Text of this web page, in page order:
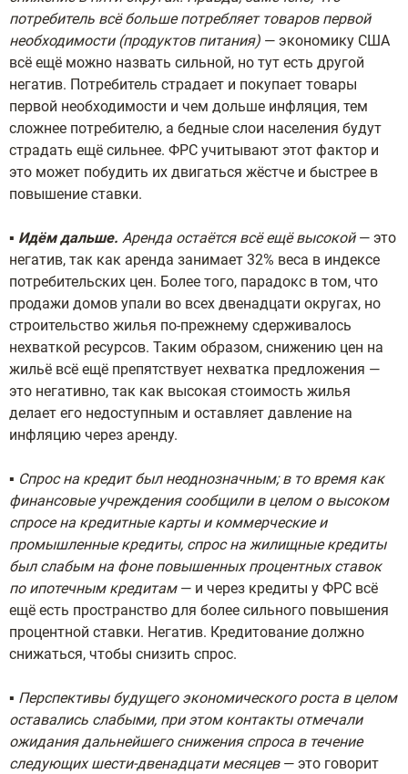
потребитель всё больше потребляет товаров первой
необходимости (продуктов питания) — экономику США
всё ещё можно назвать сильной, но тут есть другой
негатив. Потребитель страдает и покупает товары
первой необходимости и чем дольше инфляция, тем
сложнее потребителю, а бедные слои населения будут
страдать ещё сильнее. ФРС учитывают этот фактор и
это может побудить их двигаться жёстче и быстрее в
повышение ставки.
▪️ Идём дальше. Аренда остаётся всё ещё высокой— это
негатив, так как аренда занимает 32% веса в индексе
потребительских цен. Более того, парадокс в том, что
продажи домов упали во всех двенадцати округах, но
строительство жилья по-прежнему сдерживалось
нехваткой ресурсов. Таким образом, снижению цен на
жильё всё ещё препятствует нехватка предложения —
это негативно, так как высокая стоимость жилья
делает его недоступным и оставляет давление на
инфляцию через аренду.
▪️ Спрос на кредит был неоднозначным; в то время как
финансовые учреждения сообщили в целом о высоком
спросе на кредитные карты и коммерческие и
промышленные кредиты, спрос на жилищные кредиты
был слабым на фоне повышенных процентных ставок
по ипотечным кредитам— и через кредиты у ФРС всё
ещё есть пространство для более сильного повышения
процентной ставки. Негатив. Кредитование должно
снижаться, чтобы снизить спрос.
▪️ Перспективы будущего экономического роста в целом
оставались слабыми, при этом контакты отмечали
ожидания дальнейшего снижения спроса в течение
следующих шести-двенадцати месяцев— это говорит